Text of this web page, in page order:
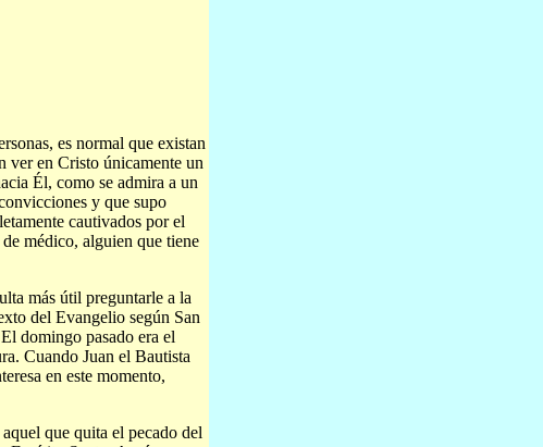
es normal que existan
ver en Cristo únicamente un
Él, como se admira a un
y que supo
cautivados por el
médico, alguien que tiene
más útil preguntarle a la
del Evangelio según San
domingo pasado era el
Cuando Juan el Bautista
en este momento,
que quita el pecado del